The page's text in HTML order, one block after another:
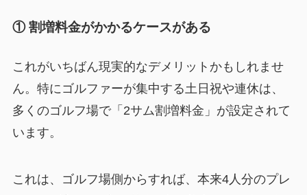
① 割増料金がかかるケースがある
これがいちばん現実的なデメリットかもしれませ
ん。特にゴルファーが集中する土日祝や連休は、
多くのゴルフ場で「2サム割増料金」が設定されて
います。
これは、ゴルフ場側からすれば、本来4人分のプレ